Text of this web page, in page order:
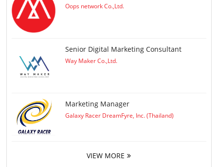
Oops network Co.,Ltd.
Senior Digital Marketing Consultant
Way Maker Co.,Ltd.
Marketing Manager
Galaxy Racer DreamFyre, Inc. (Thailand)
VIEW MORE